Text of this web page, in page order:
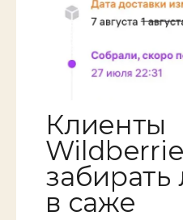
Клиенты
забирать
в саже